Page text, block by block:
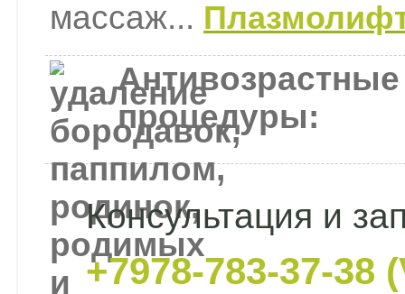
массаж...
процедуры:
Консультация и
+7978-783-37-38